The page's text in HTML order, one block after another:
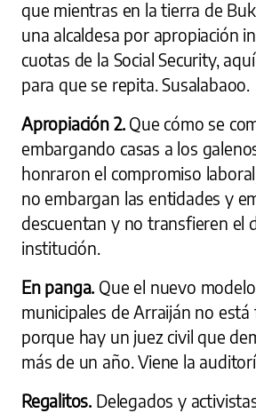
que mientras en la tierra de
una alcaldesa por apropiación
cuotas de la Social Security,
para que se repita. Susalabaoo.
Apropiación 2. Que cómo se
embargando casas a los
honraron el compromiso
no embargan las entidades y
descuentan y no transfieren el
institución.
En panga. Que el nuevo
municipales de Arraiján no
porque hay un juez civil que
más de un año. Viene la
Regalitos. Delegados y